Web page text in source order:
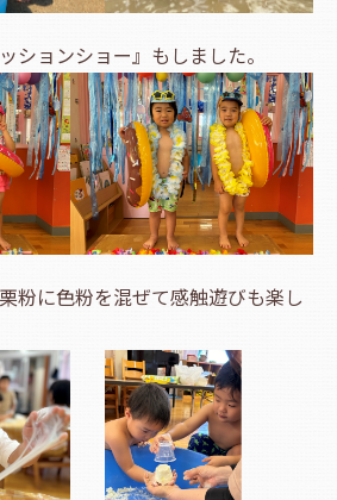
ションショー』もしました。
粉に色粉を混ぜて感触遊びも楽し